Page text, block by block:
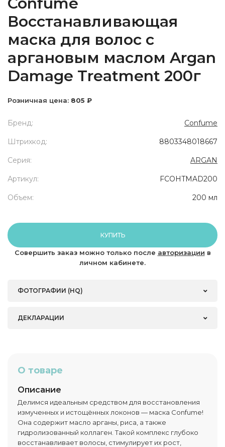
Восстанавливающая
маска для волос с
аргановым маслом Argan
Damage Treatment 200г
Розничная цена: 805 ₽
Бренд: Confume
Штрихкод: 8803348018667
Серия: ARGAN
Артикул: FCOHTMAD200
Объем: 200 мл
КУПИТЬ
Совершить заказ можно только после авторизации в
личном кабинете.
ФОТОГРАФИИ (HQ)
ДЕКЛАРАЦИИ
О товаре
Описание
Делимся идеальным средством для восстановления
измученных и истощённых локонов — маска Confume!
Она содержит масло арганы, риса, а также
гидролизованный коллаген. Такой комплекс глубоко
восстанавливает волосы, стимулирует их рост,